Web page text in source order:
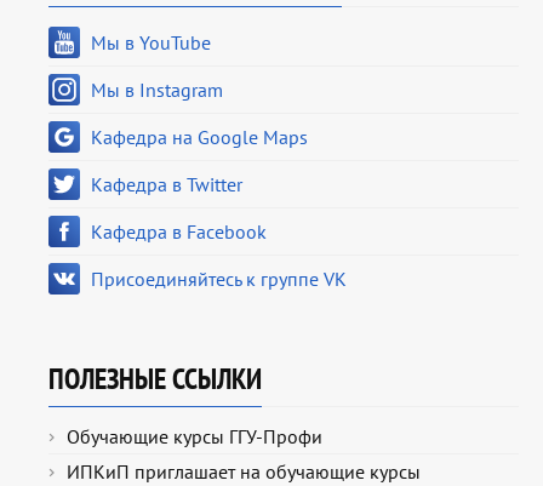
Мы в YouTube
Мы в Instagram
Кафедра на Google Maps
Кафедра в Twitter
Кафедра в Facebook
Присоединяйтесь к группе VK
ПОЛЕЗНЫЕ ССЫЛКИ
Обучающие курсы ГГУ-Профи
ИПКиП приглашает на обучающие курсы